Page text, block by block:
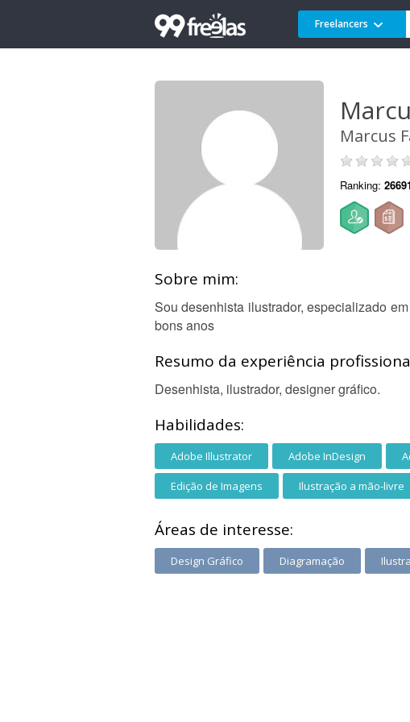
Freelancers
Marcus
Ranking:
Sobre mim:
Sou desenhista ilustrador, especializado
bons anos
Resumo da experiência
Desenhista, ilustrador, designer gráfico.
Habilidades:
Adobe Illustrator Adobe InDesign
Edição de Imagens Ilustração a mão-livre
Áreas de interesse:
Design Gráfico Diagramação